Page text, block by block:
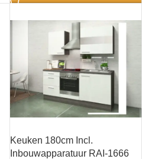
Keuken 180cm Incl.
Inbouwapparatuur RAI-1666